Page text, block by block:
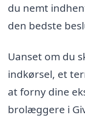
du nemt
den bedste
Uanset om du
indkørsel, et
at forny dine
brolæggere i